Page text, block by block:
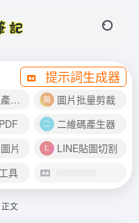
提示詞生成器
LINE名片產生器
圖片批量剪裁
二維碼產生器
片
LINE貼圖切割
具
正文